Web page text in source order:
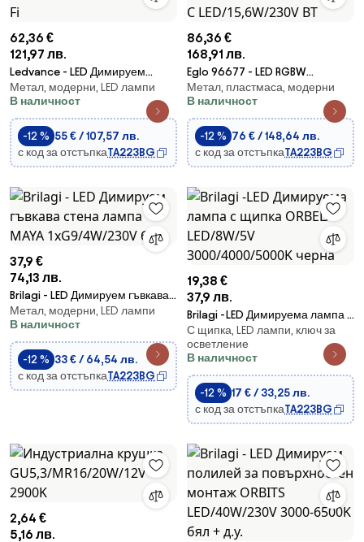
62,36 €
121,97 лв.
Ledvance - LED Димируем
аплик SMART+ WOOD
LED/12W/230V Wi-Fi
Метал, модерни, LED лампи
В наличност
-12 % 55 € / 107,57 лв.
с код за отстъпкаTA223BG
86,36 €
168,91 лв.
Eglo 96677 - LED RGBW
димируемо таванно
осветително тяло FUEVA-C
LED/15,6W/230V BT
Метал, пластмаса, модерни
В наличност
-12 % 76 € / 148,64 лв.
с код за отстъпкаTA223BG
37,9 €
74,13 лв.
Brilagi - LED Димируем гъвкава
стена лампа MAYA
1xG9/4W/230V бял
Метал, модерни, LED лампи
В наличност
-12 % 33 € / 64,54 лв.
с код за отстъпкаTA223BG
19,38 €
37,9 лв.
Brilagi -LED Димируема лампа с
щипка ORBELA LED/8W/5V
3000/4000/5000K черна
С щипка, LED лампи, ключ за
осветление
В наличност
-12 % 17 € / 33,25 лв.
с код за отстъпкаTA223BG
2,64 €
5,16 лв.